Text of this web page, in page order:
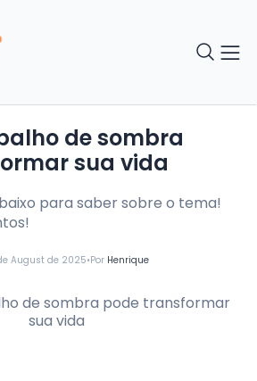
August de 2025•Por Henrique
de sombra
sua vida
para saber sobre o tema!